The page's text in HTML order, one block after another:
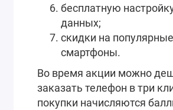
бесплатную
данных;
скидки на популярные
смартфоны.
Во время акции можно
заказать телефон в три
покупки начисляются